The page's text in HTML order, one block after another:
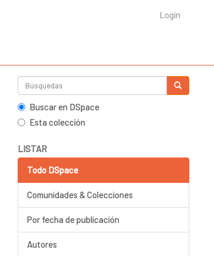
Login
Buscar en DSpace
Esta colección
LISTAR
Todo DSpace
Comunidades & Colecciones
Por fecha de publicación
Autores